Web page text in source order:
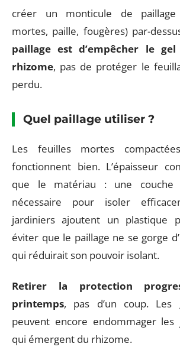
créer un monticule de paillage
mortes, paille, fougères) par-
paillage est d’empêcher le
rhizome, pas de protéger le
perdu.
Quel paillage utiliser ?
Les feuilles mortes
fonctionnent bien. L’épaisseur
que le matériau : une couche
nécessaire pour isoler
jardiniers ajoutent un plastique
éviter que le paillage ne se gorge
qui réduirait son pouvoir isolant.
Retirer la protection
printemps, pas d’un coup. Les
peuvent encore endommager les
qui émergent du rhizome.